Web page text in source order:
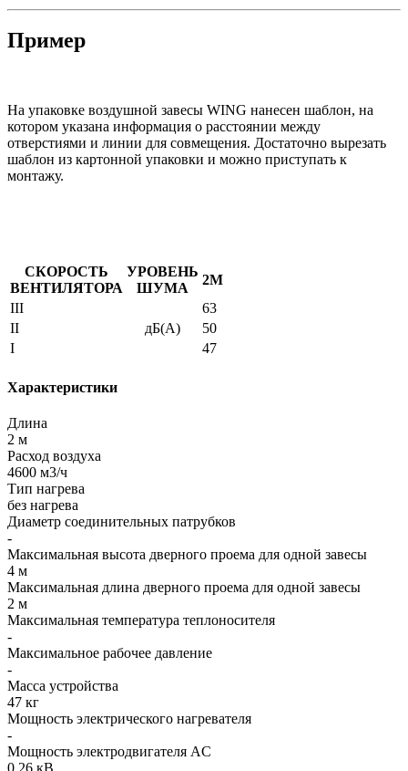
Пример
На упаковке воздушной завесы WING нанесен шаблон, на
котором указана информация о расстоянии между
отверстиями и линии для совмещения. Достаточно вырезать
шаблон из картонной упаковки и можно приступать к
монтажу.
СКОРОСТЬ
ВЕНТИЛЯТОРА
УРОВЕНЬ
ШУМА
2М
III
63
II
дБ(А)
50
I
47
Характеристики
Длина
2 м
Расход воздуха
4600 м3/ч
Тип нагрева
без нагрева
Диаметр соединительных патрубков
-
Максимальная высота дверного проема для одной завесы
4 м
Максимальная длина дверного проема для одной завесы
2 м
Максимальная температура теплоносителя
-
Максимальное рабочее давление
-
Масса устройства
47 кг
Мощность электрического нагревателя
-
Мощность электродвигателя AC
0,26 кВ